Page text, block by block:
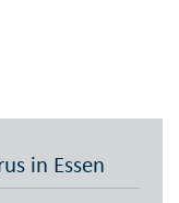
in Essen